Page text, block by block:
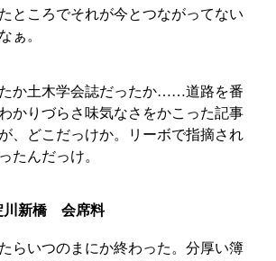
ところでそれが今とつながってない
ぁ。
か土木学会誌だったか……道路を番
かりづらさ味気なさをかこった記事
、どこだっけか。リーボで指摘され
たんだっけ。
川新橋 会席料
らいつのまにか終わった。分厚い簿